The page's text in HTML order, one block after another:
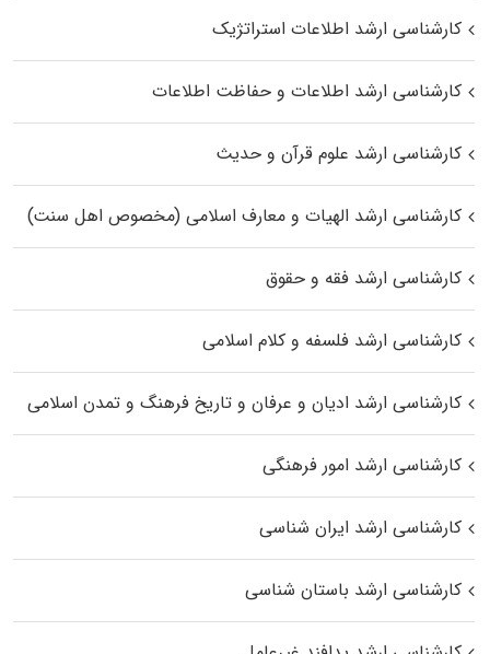
کارشناسی ارشد اطلاعات استراتژیک
کارشناسی ارشد اطلاعات و حفاظت اطلاعات
کارشناسی ارشد علوم قرآن و حدیث
کارشناسی ارشد الهیات و معارف اسلامی (مخصوص اهل سنت)
کارشناسی ارشد فقه و حقوق
کارشناسی ارشد فلسفه و کلام اسلامی
کارشناسی ارشد ادیان و عرفان و تاریخ فرهنگ و تمدن اسلامی
کارشناسی ارشد امور فرهنگی
کارشناسی ارشد ایران شناسی
کارشناسی ارشد باستان شناسی